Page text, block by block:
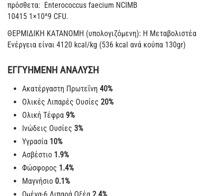
πρόσθετα: Enterococcus faecium NCIMB
10415 1×10^9 CFU.
ΘΕΡΜΙΔΙΚΗ ΚΑΤΑΝΟΜΗ (υπολογιζόμενη): Η Μεταβολιστέα
Ενέργεια είναι 4120 kcal/kg (536 kcal ανά κούπα 130gr)
ΕΓΓΥΗΜΕΝΗ ΑΝΑΛΥΣΗ
Ακατέργαστη Πρωτεΐνη 40%
Ολικές Λιπαρές Ουσίες 20%
Ολική Τέφρα 9%
Ινώδεις Ουσίες 3%
Υγρασία 10%
Ασβέστιο 1.9%
Φώσφορος 1.4%
Μαγνήσιο 0.1%